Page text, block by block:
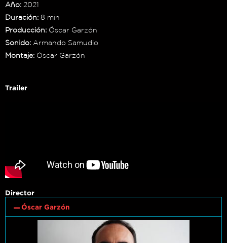
Año: 2021
Duración: 8 min
Producción: Óscar Garzón
Sonido: Armando Samudio
Montaje: Óscar Garzón
Trailer
Director
Óscar Garzón